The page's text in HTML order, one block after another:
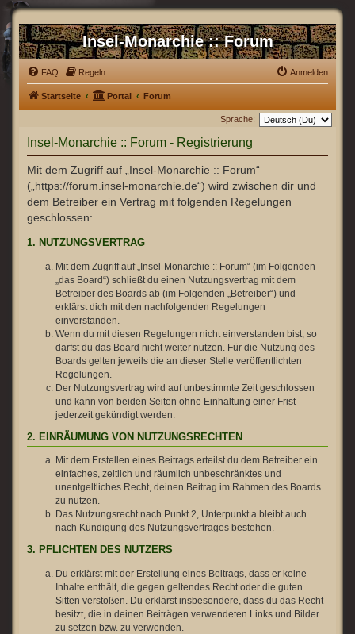
Insel-Monarchie :: Forum
FAQ Regeln Anmelden
Startseite Portal Forum
Sprache:
Insel-Monarchie :: Forum - Registrierung
Mit dem Zugriff auf „Insel-Monarchie :: Forum“
(„https://forum.insel-monarchie.de“) wird zwischen dir und
dem Betreiber ein Vertrag mit folgenden Regelungen
geschlossen:
1. NUTZUNGSVERTRAG
Mit dem Zugriff auf „Insel-Monarchie :: Forum“ (im Folgenden
„das Board“) schließt du einen Nutzungsvertrag mit dem
Betreiber des Boards ab (im Folgenden „Betreiber“) und
erklärst dich mit den nachfolgenden Regelungen
einverstanden.
Wenn du mit diesen Regelungen nicht einverstanden bist, so
darfst du das Board nicht weiter nutzen. Für die Nutzung des
Boards gelten jeweils die an dieser Stelle veröffentlichten
Regelungen.
Der Nutzungsvertrag wird auf unbestimmte Zeit geschlossen
und kann von beiden Seiten ohne Einhaltung einer Frist
jederzeit gekündigt werden.
2. EINRÄUMUNG VON NUTZUNGSRECHTEN
Mit dem Erstellen eines Beitrags erteilst du dem Betreiber ein
einfaches, zeitlich und räumlich unbeschränktes und
unentgeltliches Recht, deinen Beitrag im Rahmen des Boards
zu nutzen.
Das Nutzungsrecht nach Punkt 2, Unterpunkt a bleibt auch
nach Kündigung des Nutzungsvertrages bestehen.
3. PFLICHTEN DES NUTZERS
Du erklärst mit der Erstellung eines Beitrags, dass er keine
Inhalte enthält, die gegen geltendes Recht oder die guten
Sitten verstoßen. Du erklärst insbesondere, dass du das Recht
besitzt, die in deinen Beiträgen verwendeten Links und Bilder
zu setzen bzw. zu verwenden.